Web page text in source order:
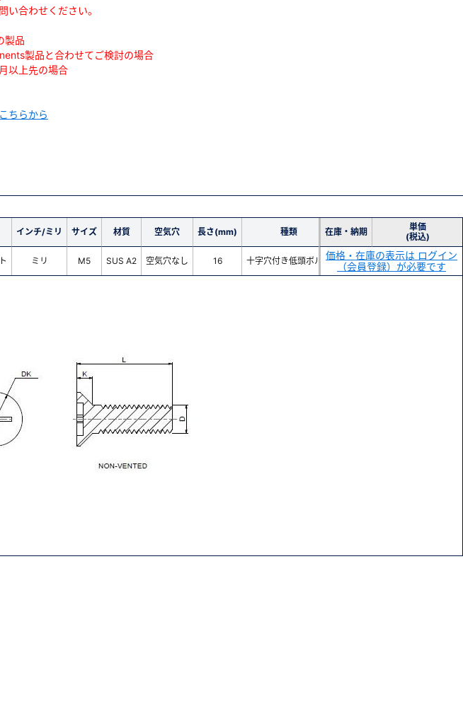
い合わせください。
製品
製品と合わせてご検討の場合
以上先の場合
ちらから
インチ/ミリ サイズ 材質 空気穴 長さ(mm) 種類 在庫・納期
単価
(税込)
ミリ M5 SUS A2 空気穴なし 16 十字穴付き低頭ボルト価格・在庫の表示は ログイン
（会員登録）が必要です